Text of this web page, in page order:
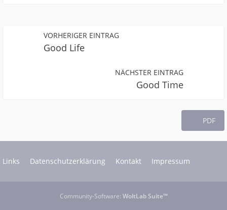
VORHERIGER EINTRAG
Good Life
NÄCHSTER EINTRAG
Good Time
PDF
Links Datenschutzerklärung Kontakt Impressum
Community-Software: WoltLab Suite™